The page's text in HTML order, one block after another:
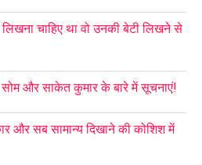
लिखना चाहिए था वो उनकी बेटी लिखने से
सोम और साकेत कुमार के बारे में सूचनाएं!
और सब सामान्य दिखाने की कोशिश में